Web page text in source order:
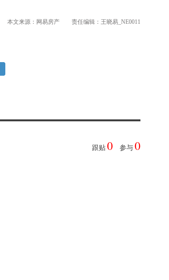
本文来源：网易房产 责任编辑：王晓易_NE0011
跟贴 0 参与 0